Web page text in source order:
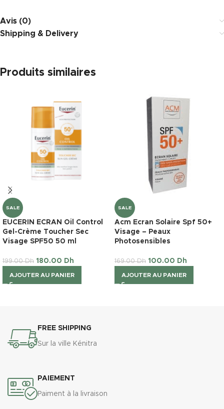
Avis (0)
Shipping & Delivery
Produits similaires
SALE
EUCERIN ECRAN Oil Control
Gel-Crème Toucher Sec
Visage SPF50 50 ml
199.00Dh 180.00 Dh
AJOUTER AU PANIER
SALE
Acm Ecran Solaire Spf 50+
Visage – Peaux
Photosensibles
169.00Dh 100.00 Dh
AJOUTER AU PANIER
FREE SHIPPING
Sur la ville Kénitra
PAIEMENT
Paiment à la livraison